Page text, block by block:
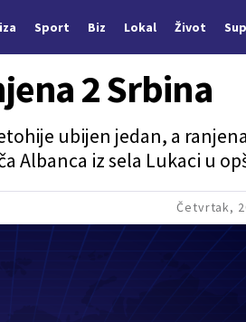
Sport Biz Lokal Život
Četvrtak,
2 Srbina
ubijen jedan, a
Albanca iz sela Lukaci u